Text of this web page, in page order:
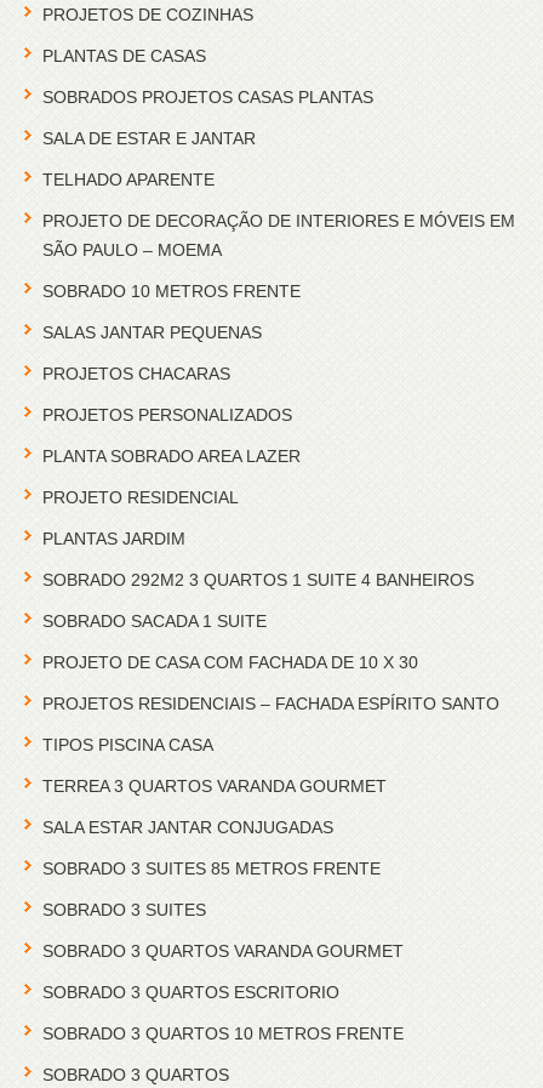
PROJETOS DE COZINHAS
PLANTAS DE CASAS
SOBRADOS PROJETOS CASAS PLANTAS
SALA DE ESTAR E JANTAR
TELHADO APARENTE
PROJETO DE DECORAÇÃO DE INTERIORES E MÓVEIS EM
SÃO PAULO – MOEMA
SOBRADO 10 METROS FRENTE
SALAS JANTAR PEQUENAS
PROJETOS CHACARAS
PROJETOS PERSONALIZADOS
PLANTA SOBRADO AREA LAZER
PROJETO RESIDENCIAL
PLANTAS JARDIM
SOBRADO 292M2 3 QUARTOS 1 SUITE 4 BANHEIROS
SOBRADO SACADA 1 SUITE
PROJETO DE CASA COM FACHADA DE 10 X 30
PROJETOS RESIDENCIAIS – FACHADA ESPÍRITO SANTO
TIPOS PISCINA CASA
TERREA 3 QUARTOS VARANDA GOURMET
SALA ESTAR JANTAR CONJUGADAS
SOBRADO 3 SUITES 85 METROS FRENTE
SOBRADO 3 SUITES
SOBRADO 3 QUARTOS VARANDA GOURMET
SOBRADO 3 QUARTOS ESCRITORIO
SOBRADO 3 QUARTOS 10 METROS FRENTE
SOBRADO 3 QUARTOS